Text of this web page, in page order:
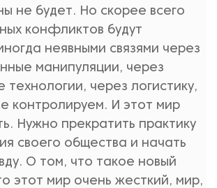
не будет. Но скорее всего
конфликтов будут
неявными связями через
манипуляции, через
технологии, через логистику,
контролируем. И этот мир
Нужно прекратить практику
своего общества и начать
О том, что такое новый
этот мир очень жесткий, мир,